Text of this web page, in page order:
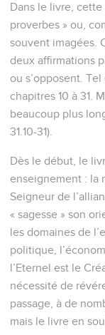
Dans le livre, cette
proverbes » ou,
souvent imagées.
deux affirmations
ou s’opposent.
chapitres 10 à 31.
beaucoup plus
31.10-31).
Dès le début, le
enseignement : la
Seigneur de
« sagesse » son
les domaines de
politique,
l’Eternel est le
nécessité de
passage, à de
mais le livre en